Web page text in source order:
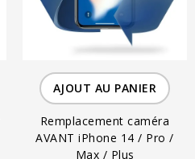
AJOUT AU PANIER
Remplacement caméra
AVANT iPhone 14 / Pro /
Max / Plus